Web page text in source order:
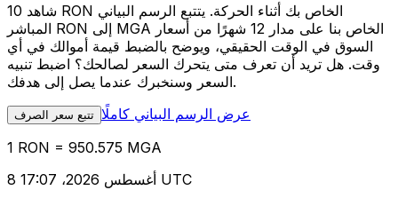
شاهد 10 RON الخاص بك أثناء الحركة. يتتبع الرسم البياني
المباشر RON إلى MGA الخاص بنا على مدار 12 شهرًا من أسعار
السوق في الوقت الحقيقي، ويوضح بالضبط قيمة أموالك في أي
وقت. هل تريد أن تعرف متى يتحرك السعر لصالحك؟ اضبط تنبيه
السعر وسنخبرك عندما يصل إلى هدفك.
تتبع سعر الصرف عرض الرسم البياني كاملًا
1 RON = 950.575 MGA
8 أغسطس 2026، 17:07 UTC